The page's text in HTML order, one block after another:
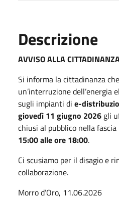
Descrizione
AVVISO ALLA
Si informa la cittadinanza
un’interruzione dell’energia
sugli impianti di e-
giovedì 11 giugno 2026 gli
chiusi al pubblico nella
15:00 alle ore 18:00.
Ci scusiamo per il disagio e
collaborazione.
Morro d’Oro, 11.06.2026